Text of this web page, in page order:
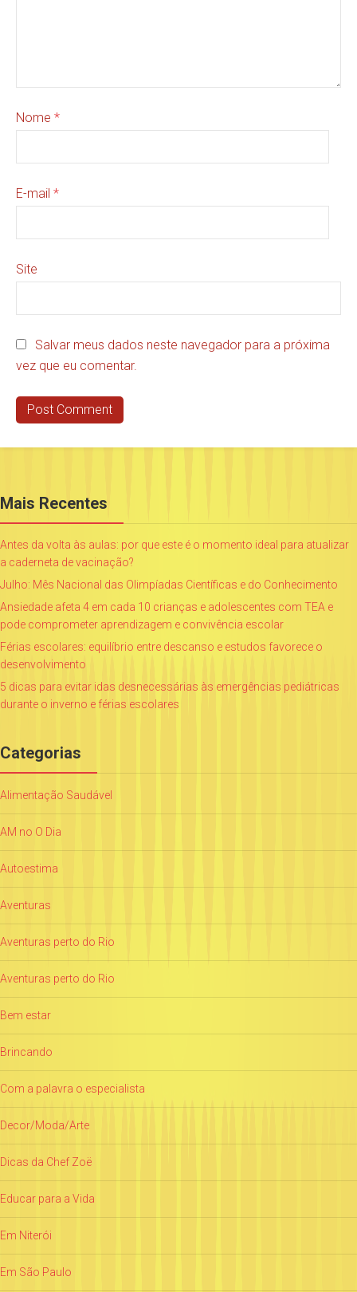
Nome *
E-mail *
Site
Salvar meus dados neste navegador para a próxima
vez que eu comentar.
Mais Recentes
Antes da volta às aulas: por que este é o momento ideal para atualizar
a caderneta de vacinação?
Julho: Mês Nacional das Olimpíadas Científicas e do Conhecimento
Ansiedade afeta 4 em cada 10 crianças e adolescentes com TEA e
pode comprometer aprendizagem e convivência escolar
Férias escolares: equilíbrio entre descanso e estudos favorece o
desenvolvimento
5 dicas para evitar idas desnecessárias às emergências pediátricas
durante o inverno e férias escolares
Categorias
Alimentação Saudável
AM no O Dia
Autoestima
Aventuras
Aventuras perto do Rio
Aventuras perto do Rio
Bem estar
Brincando
Com a palavra o especialista
Decor/Moda/Arte
Dicas da Chef Zoë
Educar para a Vida
Em Niterói
Em São Paulo